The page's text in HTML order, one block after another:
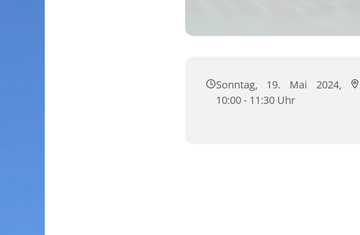
Sonntag, 19. Mai 2024,
10:00 - 11:30 Uhr